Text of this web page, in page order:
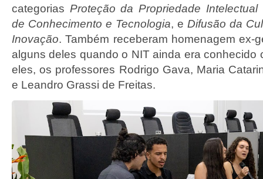
categorias Proteção da Propriedade Intelectual
de Conhecimento e Tecnologia, e Difusão da
Inovação. Também receberam homenagem ex-
alguns deles quando o NIT ainda era conhecido
eles, os professores Rodrigo Gava, Maria
e Leandro Grassi de Freitas.